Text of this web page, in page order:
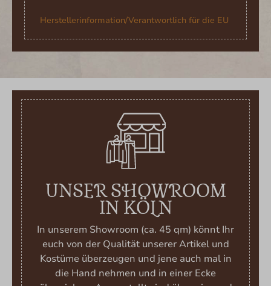
Herstellerinformation/Verantwortlich für die EU
UNSER SHOWROOM
IN KÖLN
In unserem Showroom (ca. 45 qm) könnt Ihr
euch von der Qualität unserer Artikel und
Kostüme überzeugen und jene auch mal in
die Hand nehmen und in einer Ecke